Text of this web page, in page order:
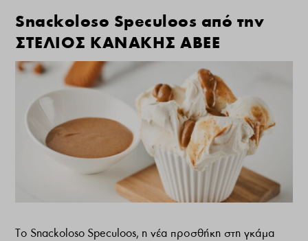
Snackoloso Speculoos από την
ΣΤΕΛΙΟΣ ΚΑΝΑΚΗΣ ΑΒΕΕ
Το Snackoloso Speculoos, η νέα προσθήκη στη γκάμα